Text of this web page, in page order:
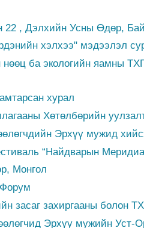
22 , Дэлхийн Усны Өдөр,
хэлхээ" мэдээлэл
ба экологийн яамны
хурал
Хөтөлбөрийн
Эрхүү мужид
“Найдварын
Монгол
засаг захиргааны болон
Эрхүү мужийн Уст-